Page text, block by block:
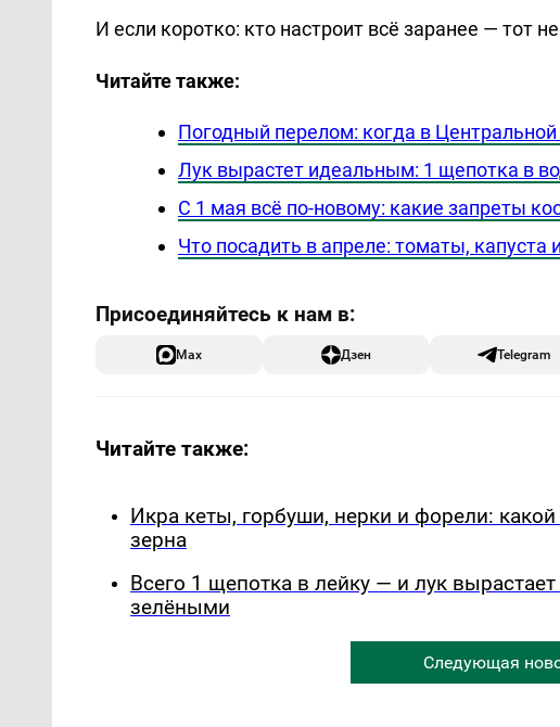
И если коротко: кто настроит всё заранее — тот
Читайте также:
Погодный перелом: когда в
Лук вырастет идеальным: 1 щепотка в
С 1 мая всё по-новому: какие запреты
Что посадить в апреле: томаты, капуста
Max Дзен Telegram
Читайте также:
Икра кеты, горбуши, нерки и форели:
зерна
Всего 1 щепотка в лейку — и лук
зелёными
Следующая